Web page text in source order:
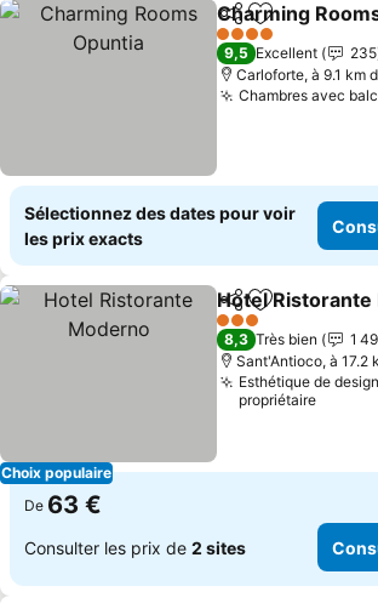
PartagerAjouter à
Charming
4 Étoiles
9,5 Excellent
235
Carloforte, à 9.1 km
Chambres avec
Sélectionnez des dates pour voir
les prix exacts
Choix populaire
PartagerAjouter à
Hotel
3 Étoiles
8,3 Très bien
1
Sant'Antioco, à 17.2
Esthétique de
propriétaire
De 63 €
Consulter les prix de 2 sites